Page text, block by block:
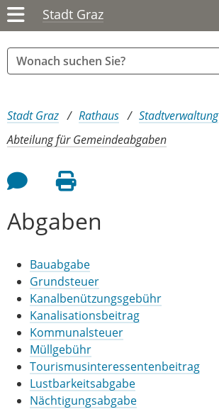
Stadt Graz
Sie sind hier:
Stadt Graz Rathaus Stadtverwaltung
Abteilung für Gemeindeabgaben
Feedback an Autor
Seite drucken
Abgaben
Bauabgabe
Grundsteuer
Kanalbenützungsgebühr
Kanalisationsbeitrag
Kommunalsteuer
Müllgebühr
Tourismusinteressentenbeitrag
Lustbarkeitsabgabe
Nächtigungsabgabe